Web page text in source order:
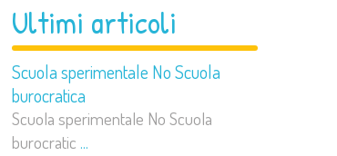
Ultimi articoli
Scuola sperimentale No Scuola
burocratica
Scuola sperimentale No Scuola
burocratic ...